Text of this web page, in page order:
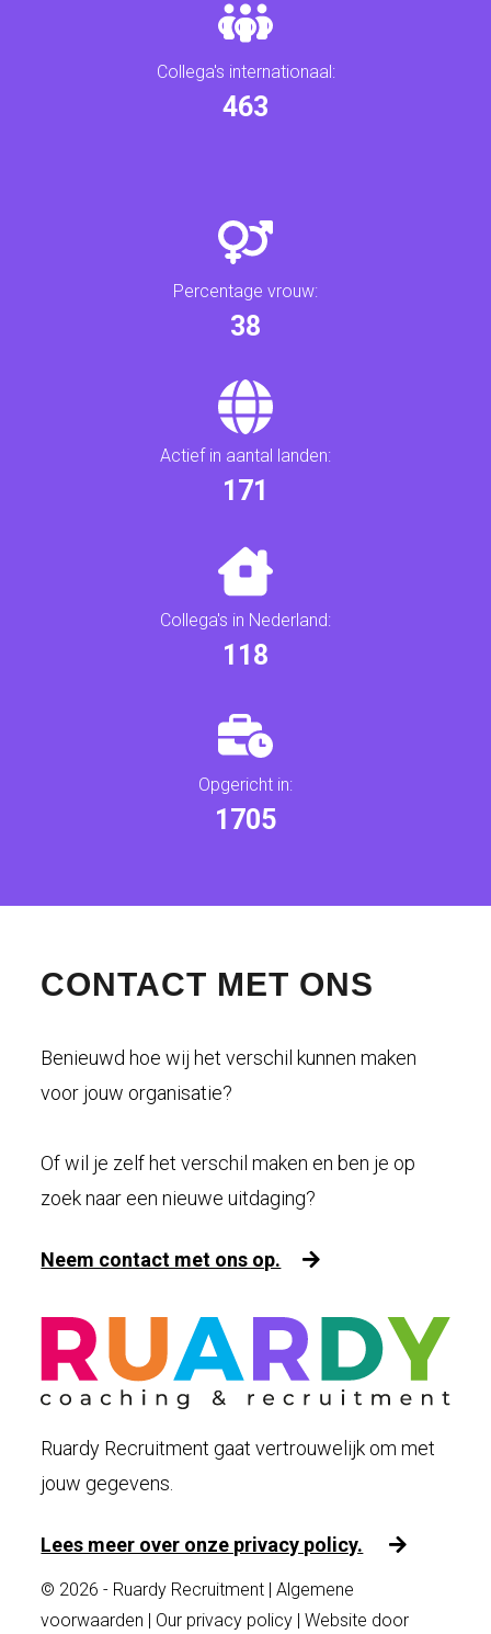
Collega's internationaal:
492
Percentage vrouw:
41
Actief in aantal landen:
181
Collega's in Nederland:
125
Opgericht in:
1810
CONTACT MET ONS
Benieuwd hoe wij het verschil kunnen maken
voor jouw organisatie?
Of wil je zelf het verschil maken en ben je op
zoek naar een nieuwe uitdaging?
Neem contact met ons op.
Ruardy Recruitment gaat vertrouwelijk om met
jouw gegevens.
Lees meer over onze privacy policy.
© 2026 - Ruardy Recruitment |Algemene
voorwaarden | Our privacy policy | Website door